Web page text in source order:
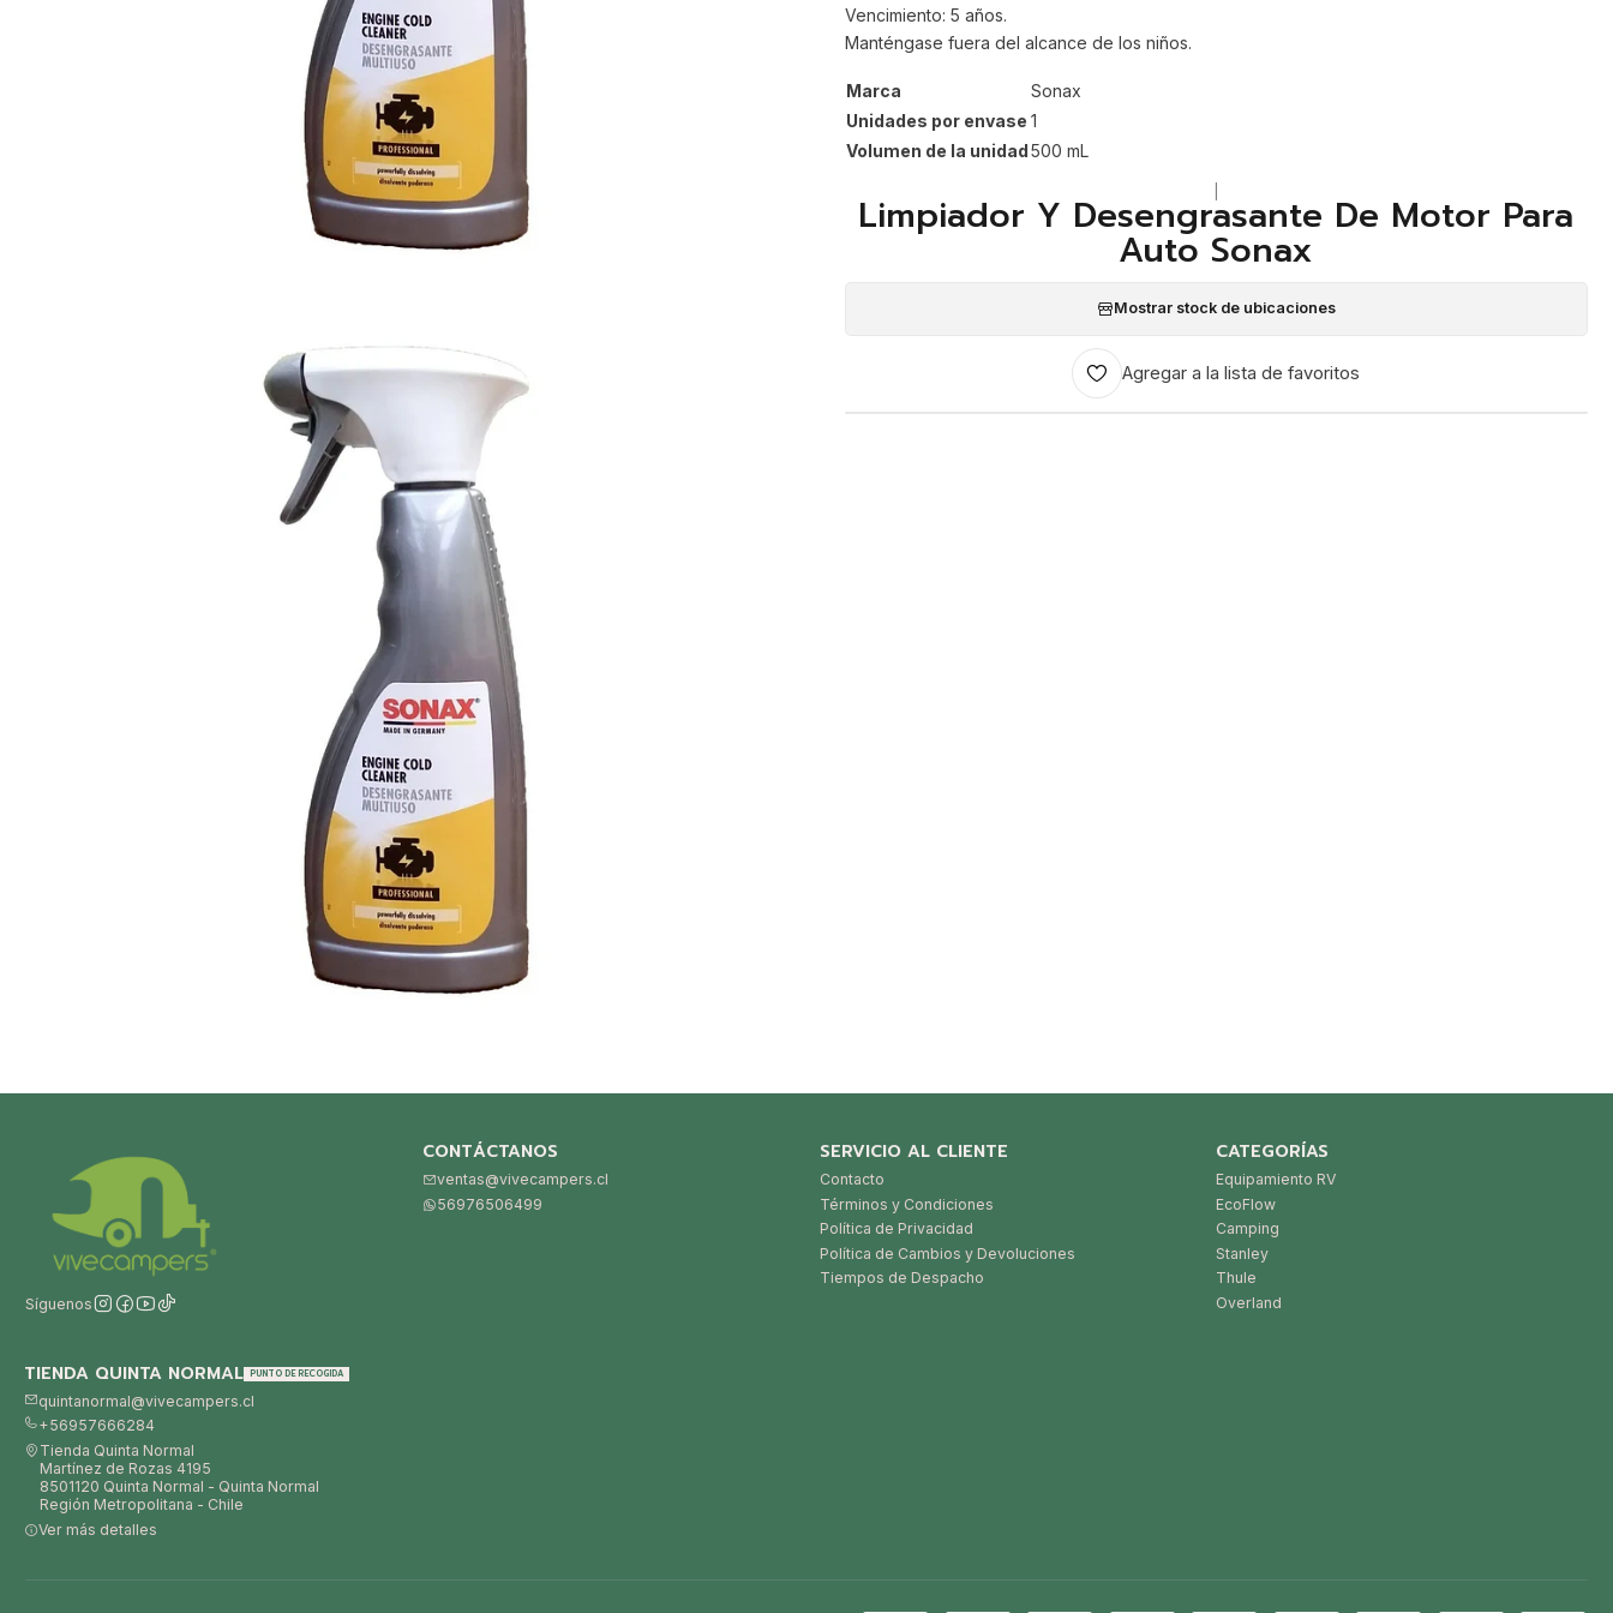
Vencimiento: 5 años.
Manténgase fuera del alcance de los niños.
Marca
Sonax
Unidades por envase 1
Volumen de la unidad500 mL
Limpiador Y Desengrasante De Motor Para
Auto Sonax
Mostrar stock de ubicaciones
Agregar a la lista de favoritos
Síguenos
CONTÁCTANOS
ventas@vivecampers.cl
56976506499
SERVICIO AL CLIENTE
Contacto
Términos y Condiciones
Política de Privacidad
Política de Cambios y Devoluciones
Tiempos de Despacho
CATEGORÍAS
Equipamiento RV
EcoFlow
Camping
Stanley
Thule
Overland
TIENDA QUINTA NORMAL PUNTO DE RECOGIDA
quintanormal@vivecampers.cl
+56957666284
Tienda Quinta Normal
Martínez de Rozas 4195
8501120 Quinta Normal - Quinta Normal
Región Metropolitana - Chile
Ver más detalles